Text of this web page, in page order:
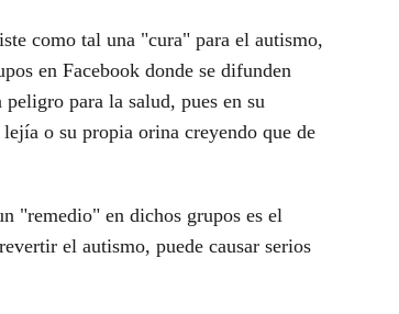
como tal una "cura" para el autismo,
en Facebook donde se difunden
para la salud, pues en su
o su propia orina creyendo que de
"remedio" en dichos grupos es el
el autismo, puede causar serios